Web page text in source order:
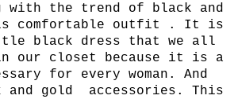
with the trend of black and
comfortable outfit . It is
black dress that we all
our closet because it is a
for every woman. And
and gold accessories. This